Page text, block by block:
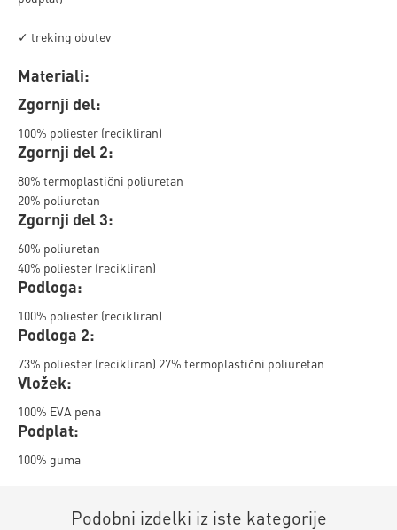
✓ treking obutev
Materiali:
Zgornji del:
100% poliester (recikliran)
Zgornji del 2:
80% termoplastični poliuretan
20% poliuretan
Zgornji del 3:
60% poliuretan
40% poliester (recikliran)
Podloga:
100% poliester (recikliran)
Podloga 2:
73% poliester (recikliran) 27% termoplastični poliuretan
Vložek:
100% EVA pena
Podplat:
100% guma
Podobni izdelki iz iste kategorije